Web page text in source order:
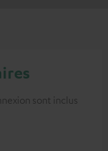
sont inclus